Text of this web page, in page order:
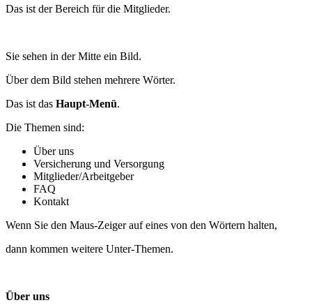
Das ist der Bereich für die Mitglieder.
Sie sehen in der Mitte ein Bild.
Über dem Bild stehen mehrere Wörter.
Das ist das Haupt-Menü.
Die Themen sind:
Über uns
Versicherung und Versorgung
Mitglieder/Arbeitgeber
FAQ
Kontakt
Wenn Sie den Maus-Zeiger auf eines von den Wörtern halten,
dann kommen weitere Unter-Themen.
Über uns